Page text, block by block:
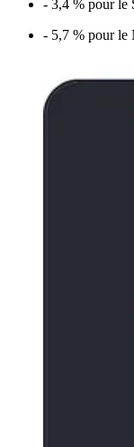
- 3,4 % pour le
- 5,7 % pour le